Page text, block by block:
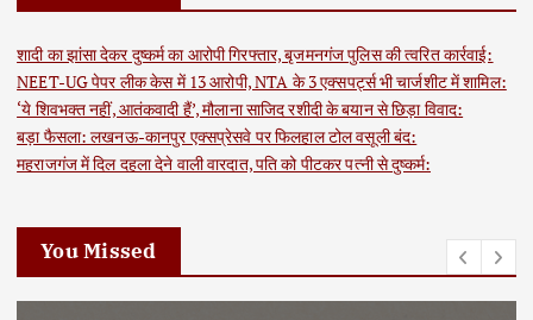
शादी का झांसा देकर दुष्कर्म का आरोपी गिरफ्तार, बृजमनगंज पुलिस की त्वरित कार्रवाई:
NEET-UG पेपर लीक केस में 13 आरोपी, NTA के 3 एक्सपर्ट्स भी चार्जशीट में शामिल:
‘ये शिवभक्त नहीं, आतंकवादी हैं’, मौलाना साजिद रशीदी के बयान से छिड़ा विवाद:
बड़ा फैसला: लखनऊ-कानपुर एक्सप्रेसवे पर फिलहाल टोल वसूली बंद:
महराजगंज में दिल दहला देने वाली वारदात, पति को पीटकर पत्नी से दुष्कर्म:
You Missed